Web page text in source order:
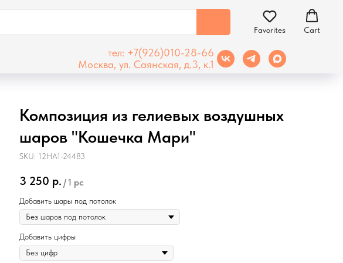
Favorites Cart
тел: +7(926)010-28-66
Москва, ул. Саянская, д.3, к.1
Композиция из гелиевых воздушных
шаров "Кошечка Мари"
SKU: 12HA1-24483
3 250 р. /1 pc
Добавить шары под потолок
Добавить цифры